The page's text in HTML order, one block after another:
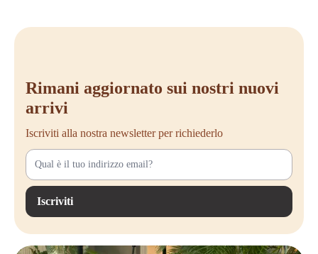
Rimani aggiornato sui nostri nuovi
arrivi
Iscriviti alla nostra newsletter per richiederlo
Iscriviti